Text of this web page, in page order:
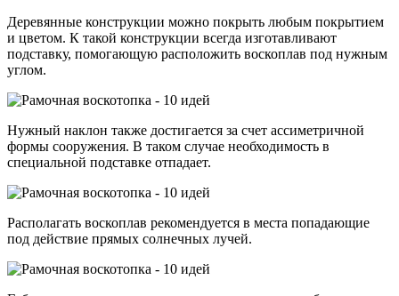
Деревянные конструкции можно покрыть любым покрытием
и цветом. К такой конструкции всегда изготавливают
подставку, помогающую расположить воскоплав под нужным
углом.
Нужный наклон также достигается за счет ассиметричной
формы сооружения. В таком случае необходимость в
специальной подставке отпадает.
Располагать воскоплав рекомендуется в места попадающие
под действие прямых солнечных лучей.